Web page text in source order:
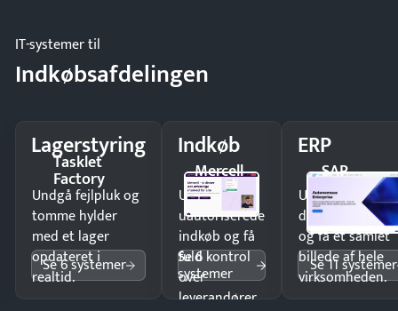
IT-systemer til
Indkøbsafdelingen
Lagerstyring
Tasklet
Factory
Undgå fejlpluk og
tomme hylder
med et lager
opdateret i
realtid.
Se 6 systemer
Indkøb
Mercell
Undgå
uautoriserede
indkøb og få
fuld kontrol
over
leverandører
Se 6
systemer
ERP
SAP
Undgå
og få ét samlet
billede af hele
virksomheden.
Se 11 systemer